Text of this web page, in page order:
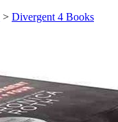
> Divergent 4 Books